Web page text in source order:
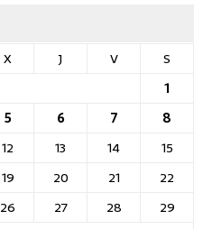
X J V
S
1
5 6 7
8
12 13 14
15
19 20 21
22
26 27 28
29